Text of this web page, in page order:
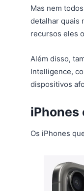
Mas nem
detalhar quais
recursos eles
Além disso,
Intelligence,
dispositivos
iPhones
Os iPhones